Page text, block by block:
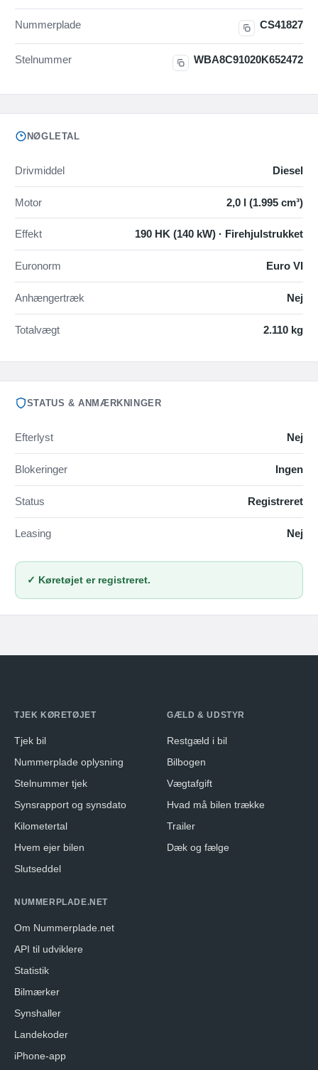
Nummerplade CS41827
Stelnummer WBA8C91020K652472
NØGLETAL
Drivmiddel Diesel
Motor 2,0 l (1.995 cm³)
Effekt 190 HK (140 kW) · Firehjulstrukket
Euronorm Euro VI
Anhængertræk Nej
Totalvægt 2.110 kg
STATUS & ANMÆRKNINGER
Efterlyst Nej
Blokeringer Ingen
Status Registreret
Leasing Nej
✓ Køretøjet er registreret.
TJEK KØRETØJET
Tjek bil
Nummerplade oplysning
Stelnummer tjek
Synsrapport og synsdato
Kilometertal
Hvem ejer bilen
Slutseddel
GÆLD & UDSTYR
Restgæld i bil
Bilbogen
Vægtafgift
Hvad må bilen trække
Trailer
Dæk og fælge
NUMMERPLADE.NET
Om Nummerplade.net
API til udviklere
Statistik
Bilmærker
Synshaller
Landekoder
iPhone-app